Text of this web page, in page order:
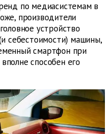
по медиасистемам в
производители
устройство
себестоимости) машины,
смартфон при
способен его